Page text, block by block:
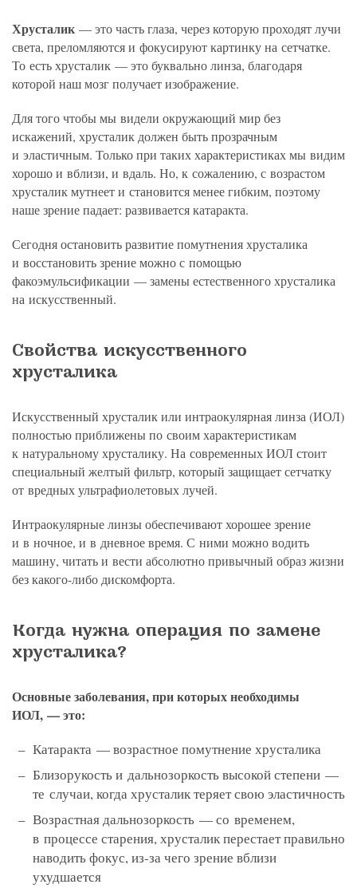
Хрусталик — это часть глаза, через которую проходят лучи
света, преломляются и фокусируют картинку на сетчатке.
То есть хрусталик — это буквально линза, благодаря
которой наш мозг получает изображение.
Для того чтобы мы видели окружающий мир без
искажений, хрусталик должен быть прозрачным
и эластичным. Только при таких характеристиках мы видим
хорошо и вблизи, и вдаль. Но, к сожалению, с возрастом
хрусталик мутнеет и становится менее гибким, поэтому
наше зрение падает: развивается катаракта.
Сегодня остановить развитие помутнения хрусталика
и восстановить зрение можно с помощью
факоэмульсификации — замены естественного хрусталика
на искусственный.
Свойства искусственного
хрусталика
Искусственный хрусталик или интраокулярная линза (ИОЛ)
полностью приближены по своим характеристикам
к натуральному хрусталику. На современных ИОЛ стоит
специальный желтый фильтр, который защищает сетчатку
от вредных ультрафиолетовых лучей.
Интраокулярные линзы обеспечивают хорошее зрение
и в ночное, и в дневное время. С ними можно водить
машину, читать и вести абсолютно привычный образ жизни
без какого-либо дискомфорта.
Когда нужна операция по замене
хрусталика?
Основные заболевания, при которых необходимы
ИОЛ, — это:
Катаракта — возрастное помутнение хрусталика
Близорукость и дальнозоркость высокой степени —
те случаи, когда хрусталик теряет свою эластичность
Возрастная дальнозоркость — со временем,
в процессе старения, хрусталик перестает правильно
наводить фокус, из-за чего зрение вблизи
ухудшается